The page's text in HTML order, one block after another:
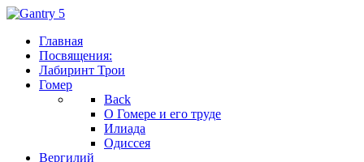
Главная
Посвящения:
Лабиринт Трои
Гомер
Back
О Гомере и его труде
Илиада
Одиссея
Вергилий